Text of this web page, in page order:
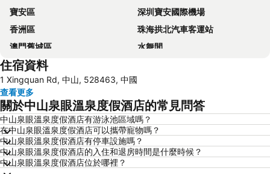
寶安區
深圳寶安國際機場
香洲區
珠海拱北汽車客運站
澳門舊城區
水舞間
大三巴牌坊
香港屯門
珠海灣仔碼頭
新馬路
Gongkoubeian
澳門外港客運碼頭
澳門格蘭披治大賽車
澳門旅遊塔
Shenzhen Bao''an International Airport
斗門區
珠海金灣機場
南沙區
住宿資料
1 Xingquan Rd, 中山, 528463, 中國
查看更多
關於中山泉眼溫泉度假酒店的常見問答
中山泉眼溫泉度假酒店有游泳池區域嗎？
在中山泉眼溫泉度假酒店可以攜帶寵物嗎？
中山泉眼溫泉度假酒店有停車設施嗎？
中山泉眼溫泉度假酒店的入住和退房時間是什麼時候？
中山泉眼溫泉度假酒店位於哪裡？